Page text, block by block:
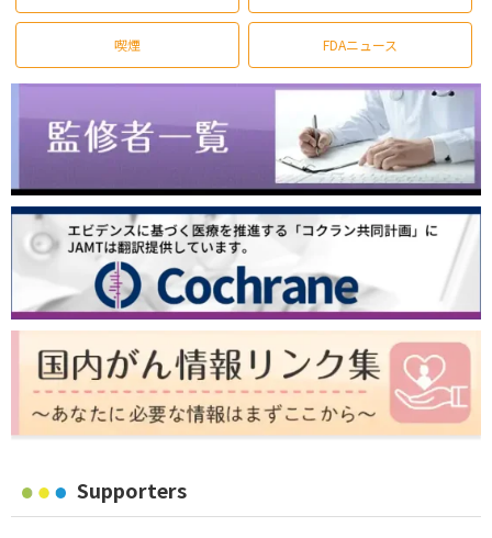
喫煙 FDAニュース
Supporters